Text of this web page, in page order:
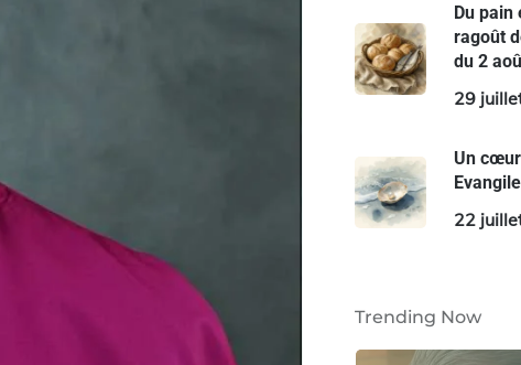
Du pain
ragoût
du 2
29
Un
22
Trending Now